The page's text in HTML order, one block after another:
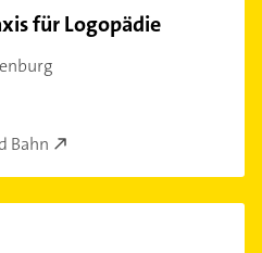
für Logopädie
Bahn